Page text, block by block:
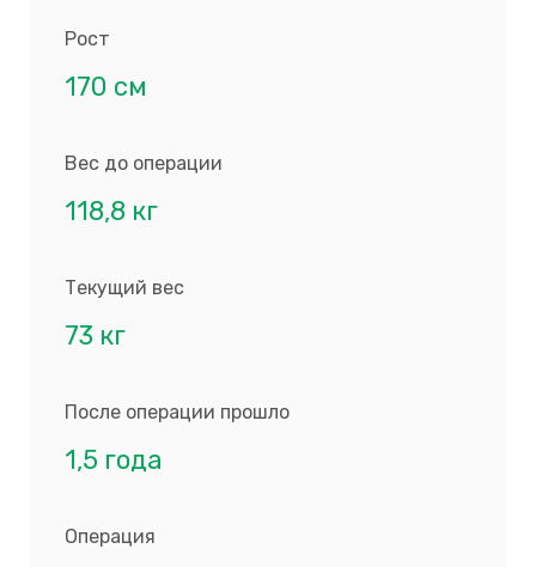
Рост
170 см
Вес до операции
118,8 кг
Текущий вес
73 кг
После операции прошло
1,5 года
Операция